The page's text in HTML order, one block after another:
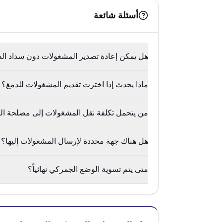
أسئلة شائعة
هل يمكن إعادة تصدير المشغولات دون سداد
ماذا يحدث إذا اخترت تقديم المشغولات للدمغ؟
من يتحمل تكلفة نقل المشغولات إلى مصلحة
هل هناك جهة محددة لإرسال المشغولات إليها؟
متى يتم تسوية الوضع الجمركي نهائياً؟